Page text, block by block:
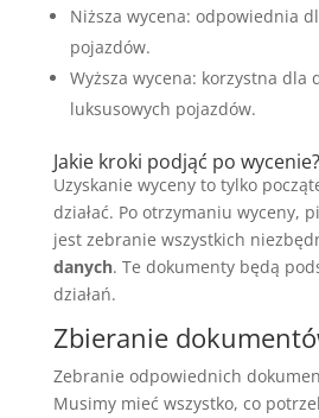
Niższa wycena: odpowiednia
pojazdów.
Wyższa wycena: korzystna dla
luksusowych pojazdów.
Jakie kroki podjąć po wycenie?
Uzyskanie wyceny to tylko
działać. Po otrzymaniu wyceny,
jest zebranie wszystkich
danych. Te dokumenty będą
działań.
Zbieranie
Zebranie odpowiednich
Musimy mieć wszystko, co